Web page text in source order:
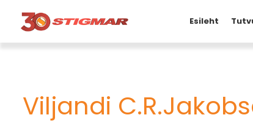
Esileht
Viljandi